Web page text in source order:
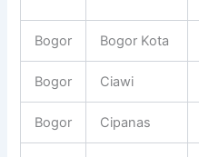
Bogor Bogor Kota
Bogor Ciawi
Bogor Cipanas